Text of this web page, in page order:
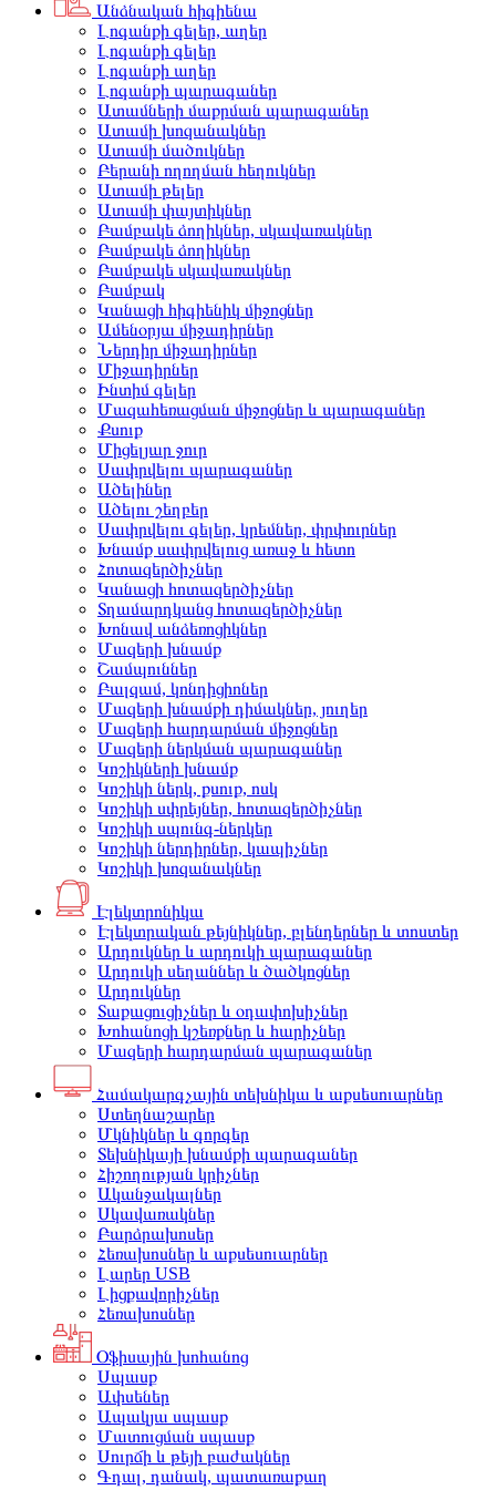
Անձնական հիգիենա
Լոգանքի գելեր, աղեր
Լոգանքի գելեր
Լոգանքի աղեր
Լոգանքի պարագաներ
Ատամների մաքրման պարագաներ
Ատամի խոզանակներ
Ատամի մածուկներ
Բերանի ողողման հեղուկներ
Ատամի թելեր
Ատամի փայտիկներ
Բամբակե ձողիկներ, սկավառակներ
Բամբակե ձողիկներ
Բամբակե սկավառակներ
Բամբակ
Կանացի հիգիենիկ միջոցներ
Ամենօրյա միջադիրներ
Ներդիր միջադիրներ
Միջադիրներ
Ինտիմ գելեր
Մազահեռացման միջոցներ և պարագաներ
Քսուք
Միցելյար ջուր
Սափրվելու պարագաներ
Ածելիներ
Ածելու շեղբեր
Սափրվելու գելեր, կրեմներ, փրփուրներ
Խնամք սափրվելուց առաջ և հետո
Հոտազերծիչներ
Կանացի հոտազերծիչներ
Տղամարդկանց հոտազերծիչներ
Խոնավ անձեռոցիկներ
Մազերի խնամք
Շամպուններ
Բալզամ, կոնդիցիոներ
Մազերի խնամքի դիմակներ, յուղեր
Մազերի հարդարման միջոցներ
Մազերի ներկման պարագաներ
Կոշիկների խնամք
Կոշիկի ներկ, քսուք, ոսկ
Կոշիկի սփրեյներ, հոտազերծիչներ
Կոշիկի սպունգ-ներկեր
Կոշիկի ներդիրներ, կապիչներ
Կոշիկի խոզանակներ
Էլեկտրոնիկա
Էլեկտրական թեյնիկներ, բլենդերներ և տոստեր
Արդուկներ և արդուկի պարագաներ
Արդուկի սեղաններ և ծածկոցներ
Արդուկներ
Տաքացուցիչներ և օդափոխիչներ
Խոհանոցի կշեռքներ և հարիչներ
Մազերի հարդարման պարագաներ
Համակարգչային տեխնիկա և աքսեսուարներ
Ստեղնաշարեր
Մկնիկներ և գորգեր
Տեխնիկայի խնամքի պարագաներ
Հիշողության կրիչներ
Ականջակալներ
Սկավառակներ
Բարձրախոսեր
Հեռախոսներ և աքսեսուարներ
Լարեր USB
Լիցքավորիչներ
Հեռախոսներ
Օֆիսային խոհանոց
Սպասք
Ափսեներ
Ապակյա սպասք
Մատուցման սպասք
Սուրճի և թեյի բաժակներ
Գդալ, դանակ, պատառաքաղ